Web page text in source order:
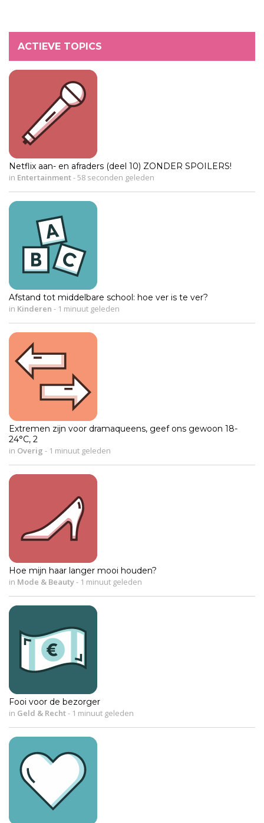
ACTIEVE TOPICS
Netflix aan- en afraders (deel 10) ZONDER SPOILERS!
in Entertainment-58 seconden geleden
Afstand tot middelbare school: hoe ver is te ver?
in Kinderen - 1 minuut geleden
Extremen zijn voor dramaqueens, geef ons gewoon 18-
24°C, 2
in Overig - 1 minuut geleden
Hoe mijn haar langer mooi houden?
in Mode & Beauty- 1 minuut geleden
Fooi voor de bezorger
in Geld & Recht- 1 minuut geleden